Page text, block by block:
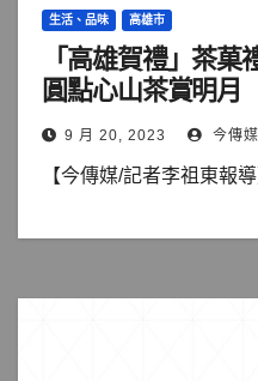
生活、品味 高雄市
「高雄賀禮」茶
圓點心山茶賞明月
9 月 20, 2023 今傳
【今傳媒/記者李祖東報